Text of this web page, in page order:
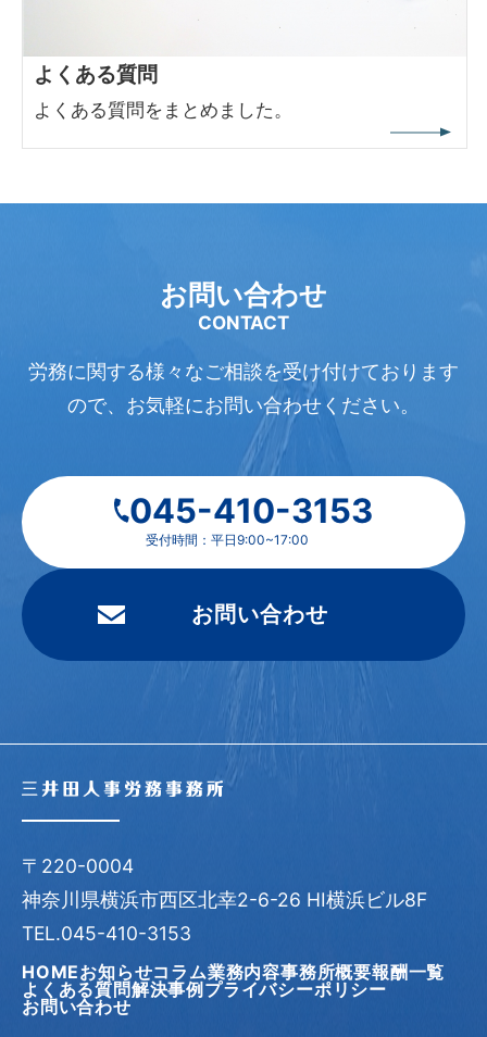
よくある質問
よくある質問をまとめました。
お問い合わせ
CONTACT
労務に関する様々なご相談を受け付けております
ので、 お気軽にお問い合わせください。
045-410-3153
受付時間：平日9:00~17:00
お問い合わせ
〒220-0004
神奈川県横浜市西区北幸2-6-26 HI横浜ビル8F
TEL.045-410-3153
HOMEお知らせコラム業務内容事務所概要報酬一覧
よくある質問解決事例プライバシーポリシー
お問い合わせ